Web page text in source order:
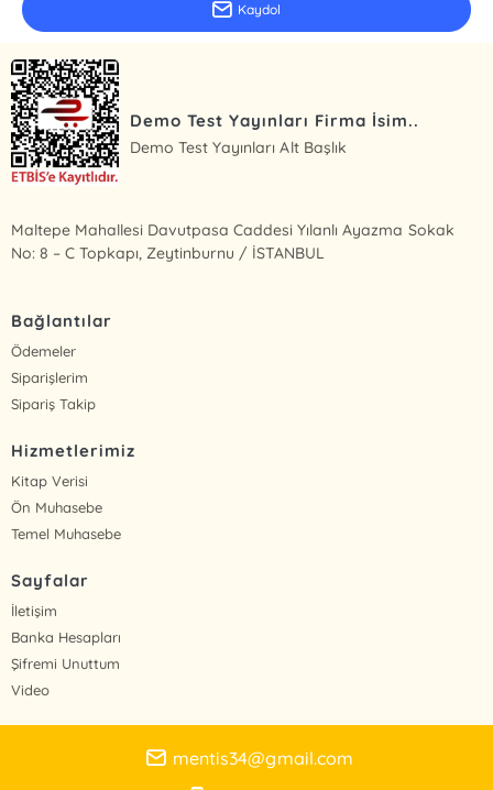
Kaydol
Demo Test Yayınları Firma İsim..
Demo Test Yayınları Alt Başlık
Maltepe Mahallesi Davutpasa Caddesi Yılanlı Ayazma Sokak
No: 8 – C Topkapı, Zeytinburnu / İSTANBUL
Bağlantılar
Ödemeler
Siparişlerim
Sipariş Takip
Hizmetlerimiz
Kitap Verisi
Ön Muhasebe
Temel Muhasebe
Sayfalar
İletişim
Banka Hesapları
Şifremi Unuttum
Video
mentis34@gmail.com